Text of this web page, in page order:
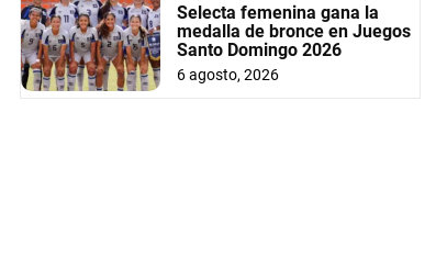
Selecta femenina gana la
medalla de bronce en Juegos
Santo Domingo 2026
6 agosto, 2026